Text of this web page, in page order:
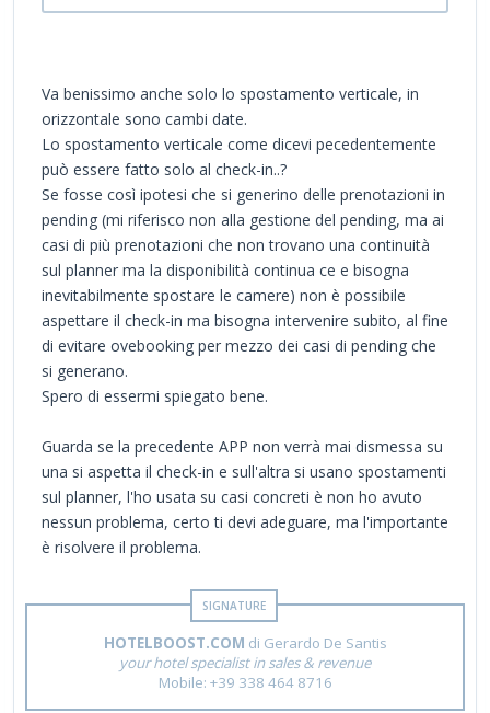
Va benissimo anche solo lo spostamento verticale, in
orizzontale sono cambi date.
Lo spostamento verticale come dicevi pecedentemente
può essere fatto solo al check-in..?
Se fosse così ipotesi che si generino delle prenotazioni in
pending (mi riferisco non alla gestione del pending, ma ai
casi di più prenotazioni che non trovano una continuità
sul planner ma la disponibilità continua ce e bisogna
inevitabilmente spostare le camere) non è possibile
aspettare il check-in ma bisogna intervenire subito, al fine
di evitare ovebooking per mezzo dei casi di pending che
si generano.
Spero di essermi spiegato bene.
Guarda se la precedente APP non verrà mai dismessa su
una si aspetta il check-in e sull'altra si usano spostamenti
sul planner, l'ho usata su casi concreti è non ho avuto
nessun problema, certo ti devi adeguare, ma l'importante
è risolvere il problema.
HOTELBOOST.COM di Gerardo De Santis
your hotel specialist in sales & revenue
Mobile: +39 338 464 8716